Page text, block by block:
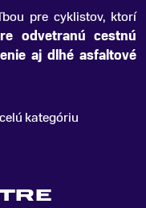
pre cyklistov, ktorí
odvetranú cestnú
aj dlhé asfaltové
kategóriu